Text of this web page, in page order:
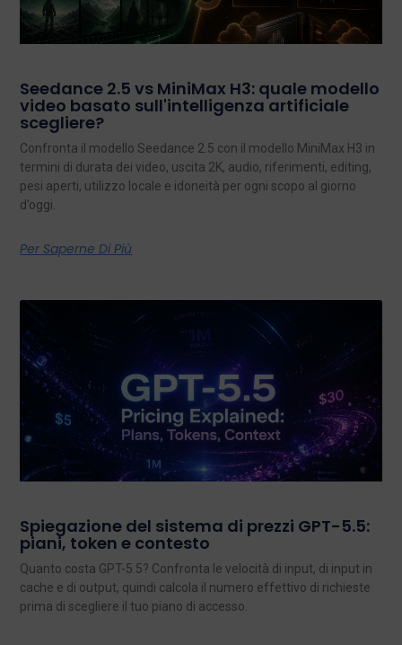
Seedance 2.5 vs MiniMax H3: quale modello
video basato sull'intelligenza artificiale
scegliere?
Confronta il modello Seedance 2.5 con il modello MiniMax H3 in
termini di durata dei video, uscita 2K, audio, riferimenti, editing,
pesi aperti, utilizzo locale e idoneità per ogni scopo al giorno
d’oggi.
Per Saperne Di Più
Spiegazione del sistema di prezzi GPT-5.5:
piani, token e contesto
Quanto costa GPT-5.5? Confronta le velocità di input, di input in
cache e di output, quindi calcola il numero effettivo di richieste
prima di scegliere il tuo piano di accesso.